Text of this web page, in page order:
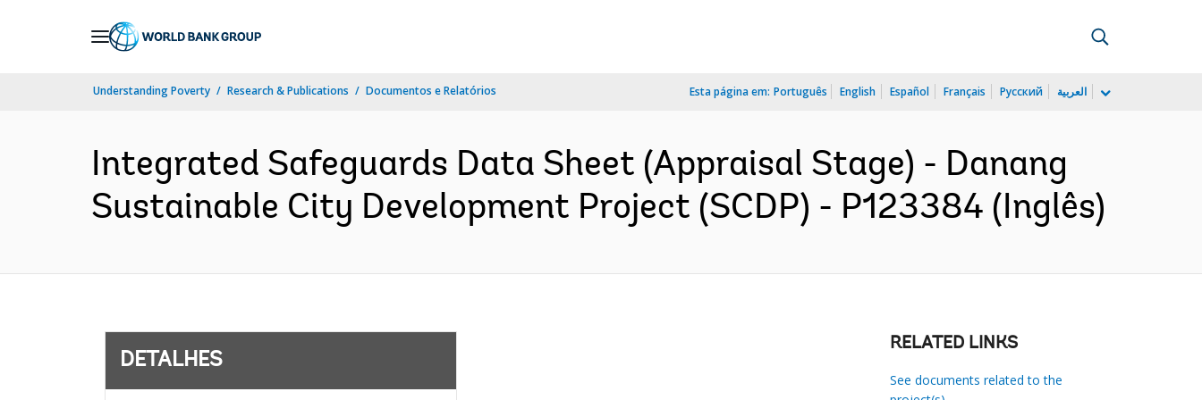
Understanding Poverty Research & Publications Documentos e Relatórios Esta página em: Português English Español Français Русский العربية
Integrated Safeguards Data Sheet (Appraisal Stage) - Danang
Sustainable City Development Project (SCDP) - P123384 (Inglês)
DETALHES
RELATED LINKS
See documents related to the